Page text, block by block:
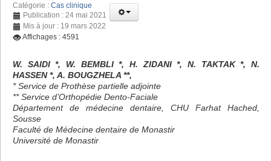
Catégorie : Cas clinique
Publication : 24 mai 2021
Mis à jour : 19 mars 2022
Affichages : 4591
W. SAIDI *, W. BEMBLI *, H. ZIDANI *, N. TAKTAK *, N.
HASSEN *, A. BOUGZHELA **,
* Service de Prothèse partielle adjointe
** Service d’Orthopédie Dento-Faciale
Département de médecine dentaire, CHU Farhat Hached,
Sousse
Faculté de Médecine dentaire de Monastir
Université de Monastir